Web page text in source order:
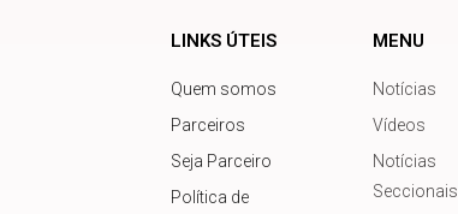
LINKS ÚTEIS
Quem somos
Parceiros
Seja Parceiro
Política de
MENU
Notícias
Vídeos
Notícias
Seccionais